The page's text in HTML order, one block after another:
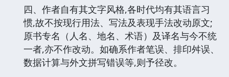
四、作者自有其文字风格,各时代均有其语言习
惯,故不按现行用法、写法及表现手法改动原文;
原书专名（人名、地名、术语）及译名与今不统
一者,亦不作改动。如确系作者笔误、排印舛误、
数据计算与外文拼写错误等,则予径改。